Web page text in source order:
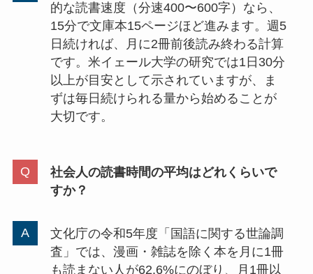
的な読書速度（分速400〜600字）なら、
15分で文庫本15ページほど進みます。週5
日続ければ、月に2冊前後読み終わる計算
です。米イェール大学の研究では1日30分
以上が目安として示されていますが、ま
ずは毎日続けられる量から始めることが
大切です。
社会人の読書時間の平均はどれくらいで
すか？
文化庁の令和5年度「国語に関する世論調
査」では、漫画・雑誌を除く本を月に1冊
も読まない人が62.6%にのぼり、月1冊以